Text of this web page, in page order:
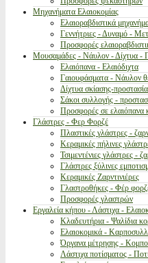
Μηχανήματα Ελαιοκομίας
Ελαιοραβδιστικά
Γεννήτριες - Δυναμό -
Προσφορές
Μουσαμάδες - Νάυλον - Δίχτυα -
Ελαιόπανα - Ελαιόδιχτα
Γαιουφάσματα - Νάυλον
Δίχτυα σκίασης-
Σάκοι συλλογής -
Προσφορές σε ελαιόπανα
Γλάστρες - Φερ Φορζέ
Πλαστικές γλάστρες -
Κεραμικές πήλινες
Τσιμεντένιες γλάστρες -
Γλάστρες ξύλινες
Κεραμικές Ζαρντινιέρες
Γλαστροθήκες - Φέρ
Προσφορές γλαστρών
Εργαλεία κήπου - Λάστιχα -
Κλαδευτήρια - Ψαλίδια
Ελαιοκομικά -
Όργανα μέτρησης -
Λάστιχα ποτίσματος -